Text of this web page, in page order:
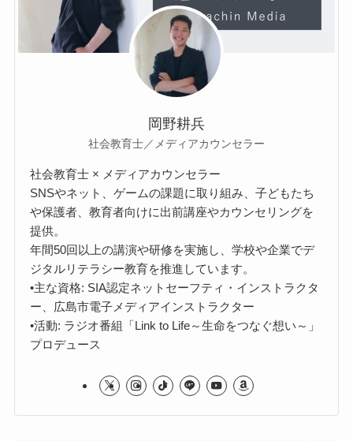
岡野耕兵
社会教育士／メディアカウンセラー
社会教育士 × メディアカウンセラー
SNSやネット、ゲームの課題に取り組み、子どもたち
や保護者、教育者向けに出前講座やカウンセリングを
提供。
年間50回以上の講演や研修を実施し、学校や企業でデ
ジタルリテラシー教育を推進しています。
•主な資格: SIA認定ネットセーフティ・インストラクタ
ー、広島市電子メディアインストラクター
•活動: ラジオ番組「Link to Life～生命をつなぐ想い～」
プロデュース